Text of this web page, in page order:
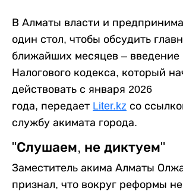
В Алматы власти и
один стол, чтобы обсудить
ближайших месяцев – введение
Налогового кодекса, который
действовать с января 2026
года, передает Liter.kz со
службу акимата города.
"Слушаем, не диктуем"
Заместитель акима Алматы
признал, что вокруг реформы